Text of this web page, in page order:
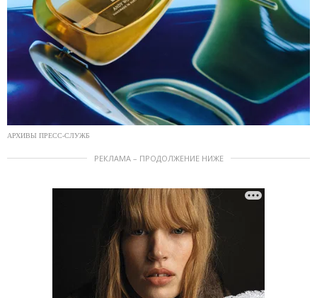
АРХИВЫ ПРЕСС-СЛУЖБ
РЕКЛАМА – ПРОДОЛЖЕНИЕ НИЖЕ